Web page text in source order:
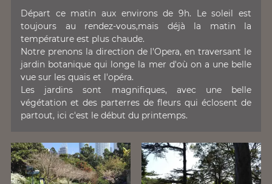
Départ ce matin aux environs de 9h. Le soleil est
toujours au rendez-vous,mais déjà la matin la
température est plus chaude.
Notre prenons la direction de l'Opera, en traversant le
jardin botanique qui longe la mer d'où on a une belle
vue sur les quais et l'opéra.
Les jardins sont magnifiques, avec une belle
végétation et des parterres de fleurs qui éclosent de
partout, ici c'est le début du printemps.